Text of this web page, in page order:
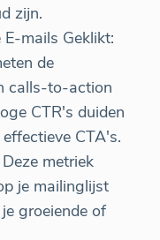
zijn.
mails Geklikt:
de
calls-to-action
CTR's duiden
CTA's.
metriek
je mailinglijst
groeiende of